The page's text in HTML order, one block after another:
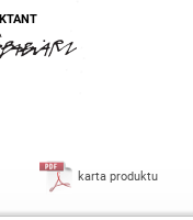
karta produktu